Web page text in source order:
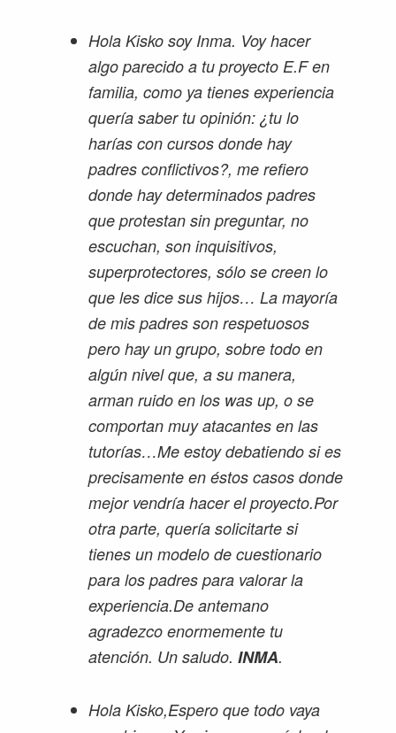
Hola Kisko soy Inma. Voy hacer
algo parecido a tu proyecto E.F en
familia, como ya tienes experiencia
quería saber tu opinión: ¿tu lo
harías con cursos donde hay
padres conflictivos?, me refiero
donde hay determinados padres
que protestan sin preguntar, no
escuchan, son inquisitivos,
superprotectores, sólo se creen lo
que les dice sus hijos… La mayoría
de mis padres son respetuosos
pero hay un grupo, sobre todo en
algún nivel que, a su manera,
arman ruido en los was up, o se
comportan muy atacantes en las
tutorías…Me estoy debatiendo si es
precisamente en éstos casos donde
mejor vendría hacer el proyecto.Por
otra parte, quería solicitarte si
tienes un modelo de cuestionario
para los padres para valorar la
experiencia.De antemano
agradezco enormemente tu
atención. Un saludo. INMA.
Hola Kisko,Espero que todo vaya